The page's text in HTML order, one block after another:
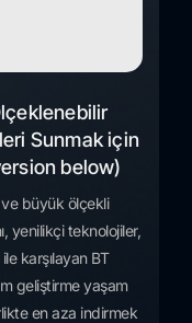
Sunmak için
below)
büyük ölçekli
yenilikçi teknolojiler,
karşılayan BT
geliştirme yaşam
en aza indirmek